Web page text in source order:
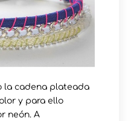
la cadena plateada
y para ello
neón. A